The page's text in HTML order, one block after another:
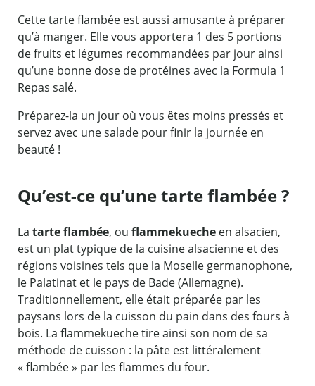
Cette tarte flambée est aussi amusante à préparer
qu’à manger. Elle vous apportera 1 des 5 portions
de fruits et légumes recommandées par jour ainsi
qu’une bonne dose de protéines avec la Formula 1
Repas salé.
Préparez-la un jour où vous êtes moins pressés et
servez avec une salade pour finir la journée en
beauté !
Qu’est-ce qu’une tarte flambée ?
La tarte flambée, ou flammekueche en alsacien,
est un plat typique de la cuisine alsacienne et des
régions voisines tels que la Moselle germanophone,
le Palatinat et le pays de Bade (Allemagne).
Traditionnellement, elle était préparée par les
paysans lors de la cuisson du pain dans des fours à
bois. La flammekueche tire ainsi son nom de sa
méthode de cuisson : la pâte est littéralement
« flambée » par les flammes du four.